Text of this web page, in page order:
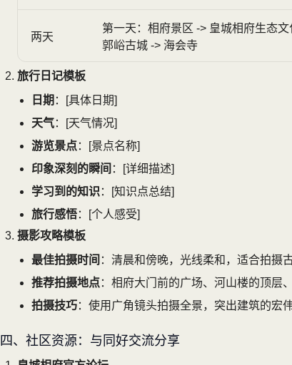
两天
第一天：相府景区 -> 皇城相府生态文
郭峪古城 -> 海会寺
旅行日记模板
日期 ：[具体日期]
天气：[天气情况]
游览景点：[景点名称]
印象深刻的瞬间 ：[详细描述]
学习到的知识 ：[知识点总结]
旅行感悟：[个人感受]
摄影攻略模板
最佳拍摄时间 ：清晨和傍晚，光线柔和，适合拍摄
推荐拍摄地点：相府大门前的广场、河山楼的顶层
拍摄技巧：使用广角镜头拍摄全景，突出建筑的宏
四、社区资源：与同好交流分享